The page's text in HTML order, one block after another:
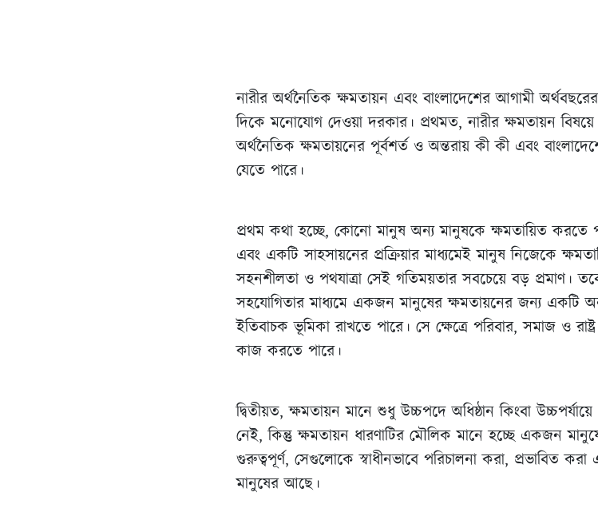
নারীর অর্থনৈতিক ক্ষমতায়ন এবং বাংলাদেশের আগামী
দিকে মনোযোগ দেওয়া দরকার। প্রথমত, নারীর ক্ষমতায়ন বিষয়ে
অর্থনৈতিক ক্ষমতায়নের পূর্বশর্ত ও অন্তরায় কী কী এবং
যেতে পারে।
প্রথম কথা হচ্ছে, কোনো মানুষ অন্য মানুষকে ক্ষমতায়িত করতে
এবং একটি সাহসায়নের প্রক্রিয়ার মাধ্যমেই মানুষ নিজেকে
সহনশীলতা ও পথযাত্রা সেই গতিময়তার সবচেয়ে বড় প্রমাণ। তবে
সহযোগিতার মাধ্যমে একজন মানুষের ক্ষমতায়নের জন্য একটি
ইতিবাচক ভূমিকা রাখতে পারে। সে ক্ষেত্রে পরিবার, সমাজ ও
কাজ করতে পারে।
দ্বিতীয়ত, ক্ষমতায়ন মানে শুধু উচ্চপদে অধিষ্ঠান কিংবা
নেই, কিন্তু ক্ষমতায়ন ধারণাটির মৌলিক মানে হচ্ছে একজন
গুরুত্বপূর্ণ, সেগুলোকে স্বাধীনভাবে পরিচালনা করা, প্রভাবিত
মানুষের আছে।